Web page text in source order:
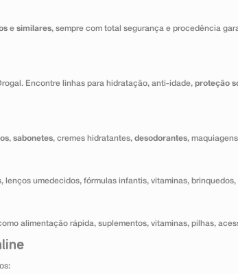
e similares, sempre com total segurança e procedência
Encontre linhas para hidratação, anti-idade, proteção
, sabonetes, cremes hidratantes, desodorantes,
lenços umedecidos, fórmulas infantis, vitaminas,
alimentação rápida, suplementos, vitaminas, pilhas,